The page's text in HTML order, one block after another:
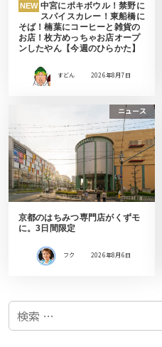
NEW 中宮にポキボウル！禁野に
スパイスカレー！東船橋に
そば！楠葉にコーヒーと雑貨の
お店！枚方めっちゃお店オープ
ンしたやん【今週のひらかた】
すどん 2026年8月7日
ニュース
京都のはちみつ専門店がくずモ
に。3日間限定
フク 2026年8月6日
検